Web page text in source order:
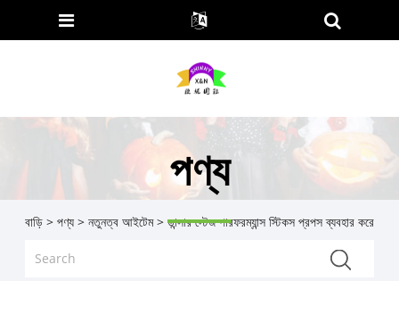
পণ্য
বাড়ি > পণ্য> নতুনত্ব আইটেম> ডান্সার স্টেজ পারফরম্যান্স স্টিকস প্রপস ব্যবহার করে